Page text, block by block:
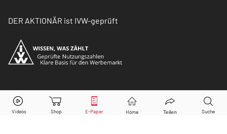
DER AKTIONÄR ist IVW-geprüft
© Copyright 2026 Börsenmedien AG. Alle Rechte